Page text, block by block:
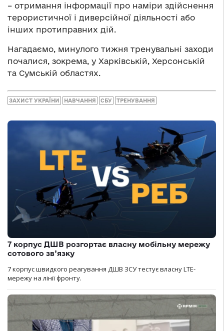
– отримання інформації про наміри здійснення
терористичної і диверсійної діяльності або
інших протиправних дій.
Нагадаємо, минулого тижня тренувальні заходи
почалися, зокрема, у Харківській, Херсонській
та Сумській областях.
ЗАХИСТ УКРАЇНИ НАВЧАННЯ СБУ ТРЕНУВАННЯ
7 корпус ДШВ розгортає власну мобільну мережу
сотового зв’язку
7 корпус швидкого реагування ДШВ ЗСУ тестує власну LTE-
мережу на лінії фронту.